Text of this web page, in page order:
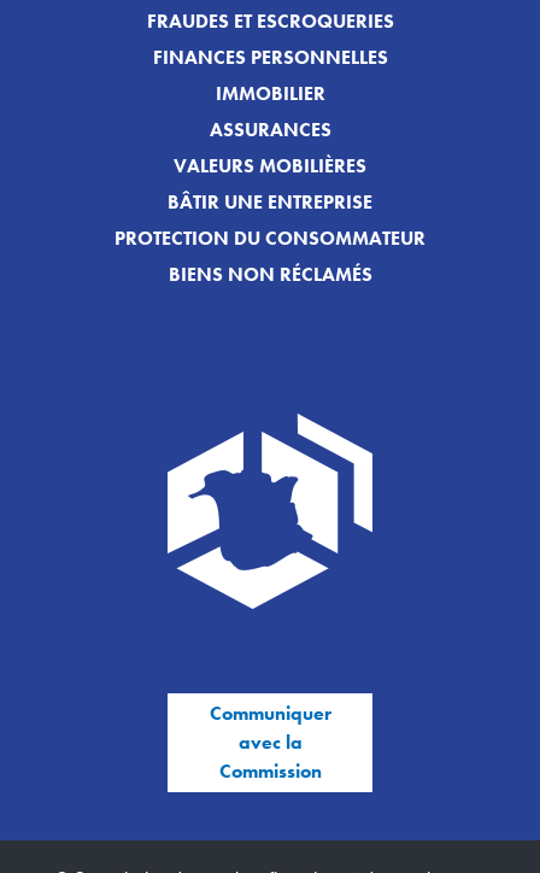
FRAUDES ET ESCROQUERIES
FINANCES PERSONNELLES
IMMOBILIER
ASSURANCES
VALEURS MOBILIÈRES
BÂTIR UNE ENTREPRISE
PROTECTION DU CONSOMMATEUR
BIENS NON RÉCLAMÉS
Communiquer
avec la
Commission